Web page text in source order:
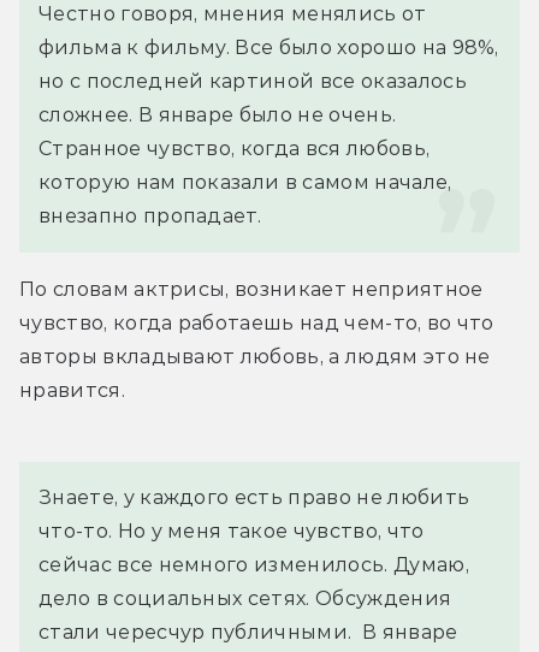
Честно говоря, мнения менялись от
фильма к фильму. Все было хорошо на 98%,
но с последней картиной все оказалось
сложнее. В январе было не очень.
Странное чувство, когда вся любовь,
которую нам показали в самом начале,
внезапно пропадает.
По словам актрисы, возникает неприятное
чувство, когда работаешь над чем-то, во что
авторы вкладывают любовь, а людям это не
нравится.
Знаете, у каждого есть право не любить
что-то. Но у меня такое чувство, что
сейчас все немного изменилось. Думаю,
дело в социальных сетях. Обсуждения
стали чересчур публичными.  В январе